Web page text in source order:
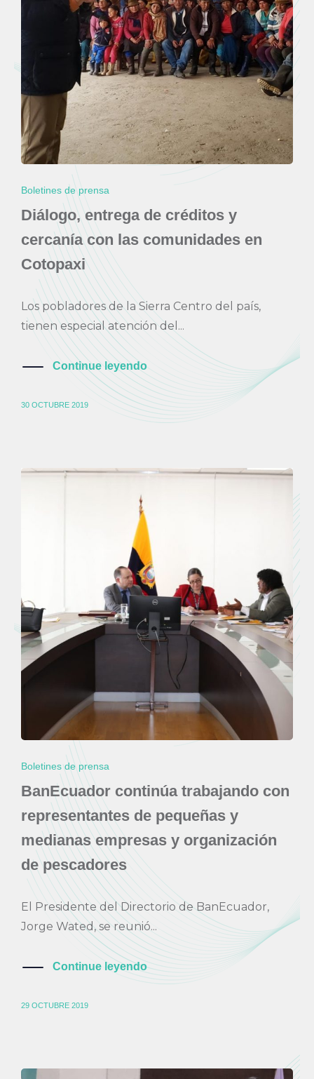
Boletines de prensa
Diálogo, entrega de créditos y
cercanía con las comunidades en
Cotopaxi
Los pobladores de la Sierra Centro del país,
tienen especial atención del...
Continue leyendo
30 OCTUBRE 2019
Boletines de prensa
BanEcuador continúa trabajando con
representantes de pequeñas y
medianas empresas y organización
de pescadores
El Presidente del Directorio de BanEcuador,
Jorge Wated, se reunió...
Continue leyendo
29 OCTUBRE 2019